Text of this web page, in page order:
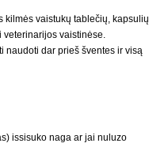
kilmės vaistukų tablečių, kapsulių
vaistinėse.
naudoti dar prieš šventes ir visą
issisuko naga ar jai nuluzo